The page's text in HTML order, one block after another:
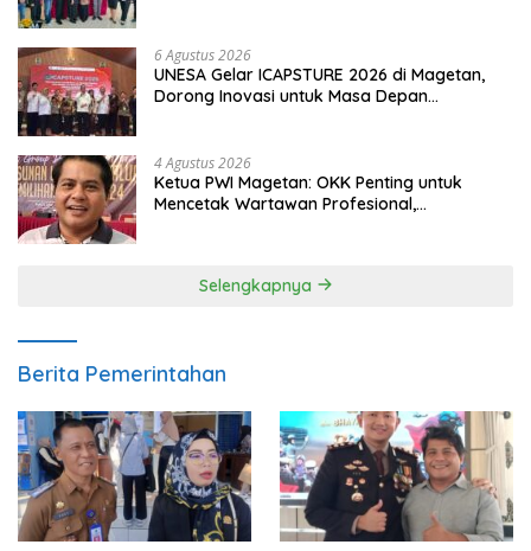
6 Agustus 2026
UNESA Gelar ICAPSTURE 2026 di Magetan,
Dorong Inovasi untuk Masa Depan
4 Agustus 2026
Ketua PWI Magetan: OKK Penting untuk
Mencetak Wartawan Profesional,
Selengkapnya
Berita Pemerintahan